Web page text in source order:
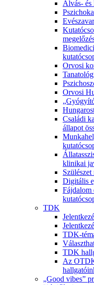
Alvás-
Orvosi
Orvosi
Családi
állapot
klinikai
Digitális
Fájdalom
TDK
TDK-
TDK
Az
„Good vibes”